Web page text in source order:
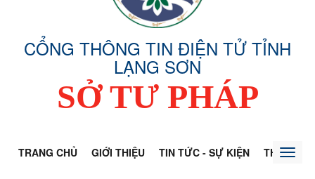
CỔNG THÔNG TIN ĐIỆN TỬ TỈNH
LẠNG SƠN
SỞ TƯ PHÁP
TRANG CHỦ GIỚI THIỆU TIN TỨC - SỰ KIỆN THÔNG